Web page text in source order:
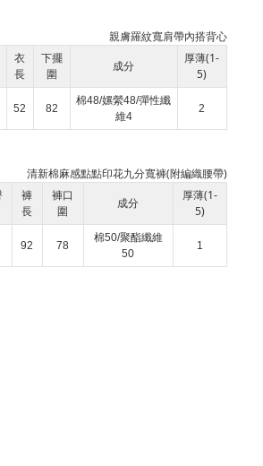
親膚羅紋寬肩帶內搭背心
衣
長
下擺
圍
成分
厚薄(1-
5)
52 82
棉48/嫘縈48/彈性纖
維4
2
清新棉麻感點點印花九分寬褲(附編織腰帶)
褲
長
褲口
圍
成分
厚薄(1-
5)
92 78
棉50/聚酯纖維
50
1